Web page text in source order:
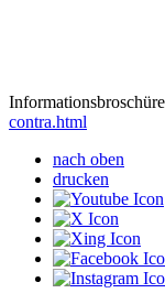
contra.html
nach oben
drucken